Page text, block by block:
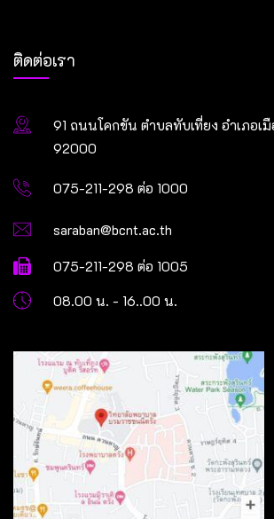
ติดต่อเรา
91 ถนนโคกขัน ตำบลทับเที่ยง อำเภอเ
92000
075-211-298 ต่อ 1000
saraban@bcnt.ac.th
075-211-298 ต่อ 1005
08.00 น. - 16..00 น.